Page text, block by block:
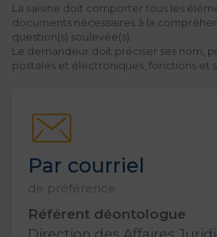
La saisine doit comporter tous les
documents nécessaires à la
question(s) soulevée(s).
Le demandeur doit préciser ses nom,
postales et électroniques, fonctions et
Par courriel
de préférence
Référent déontologue
Direction des Affaires